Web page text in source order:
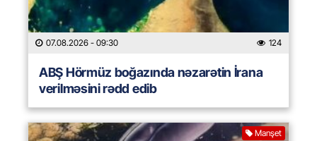
07.08.2026 - 09:30 124
ABŞ Hörmüz boğazında nəzarətin İrana
verilməsini rədd edib
Manşet